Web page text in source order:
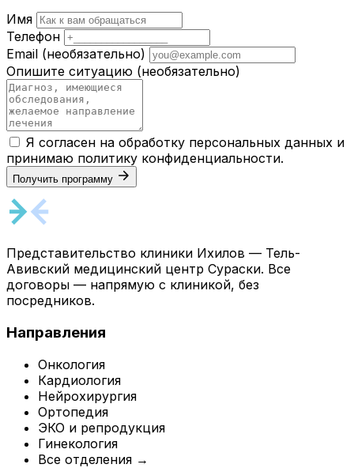
Имя
Телефон
Email (необязательно)
Опишите ситуацию (необязательно)
Я согласен на обработку персональных данных и
принимаю политику конфиденциальности.
Получить программу
Представительство клиники Ихилов — Тель-
Авивский медицинский центр Сураски. Все
договоры — напрямую с клиникой, без
посредников.
Направления
Онкология
Кардиология
Нейрохирургия
Ортопедия
ЭКО и репродукция
Гинекология
Все отделения →